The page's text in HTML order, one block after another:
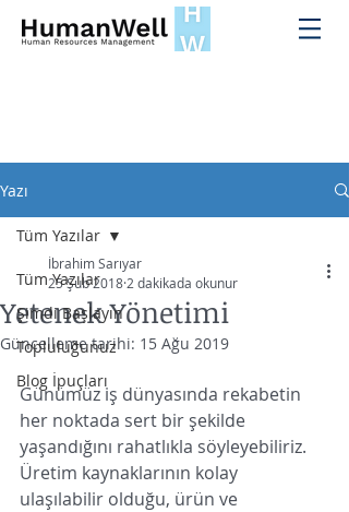
Yazı
Tüm Yazılar
Şimdi Başlayın
Topluluğunuz
Blog İpuçları
Tüm Yazılar
Yetenek Yönetimi
İbrahim Sarıyar
25 Şub 2018 2 dakikada okunur
Güncelleme tarihi: 15 Ağu 2019
Günümüz iş dünyasında rekabetin
her noktada sert bir şekilde
yaşandığını rahatlıkla söyleyebiliriz.
Üretim kaynaklarının kolay
ulaşılabilir olduğu, ürün ve